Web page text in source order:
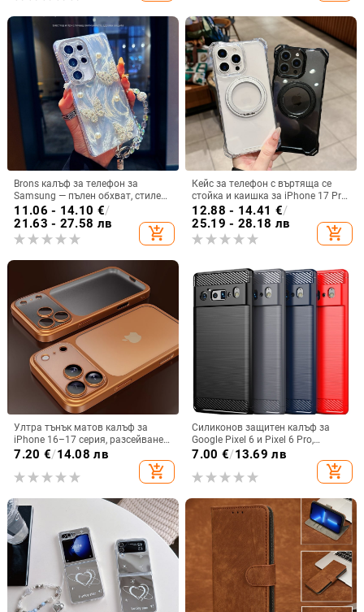
Brons калъф за телефон за
Samsung — пълен обхват, стилен
и креативен дизайн, TPU
материал, удароустойчив
11.06 - 14.10 €/
21.63 - 27.58 лв
add_shopping_cart
Кейс за телефон с въртяща се
стойка и каишка за iPhone 17 Pro
Max, 16, 15 и iPhone 11
12.88 - 14.41 €/
25.19 - 28.18 лв
add_shopping_cart
Ултра тънък матов калъф за
iPhone 16–17 серия, разсейване
на топлината, пълно покритие,
удароустойчив и устойчив на
отпечатъци
7.20 €/14.08 лв
add_shopping_cart
Силиконов защитен калъф за
Google Pixel 6 и Pixel 6 Pro,
съвместим с Pixel 7a, пълна
7.00 €/13.69 лв
add_shopping_cart